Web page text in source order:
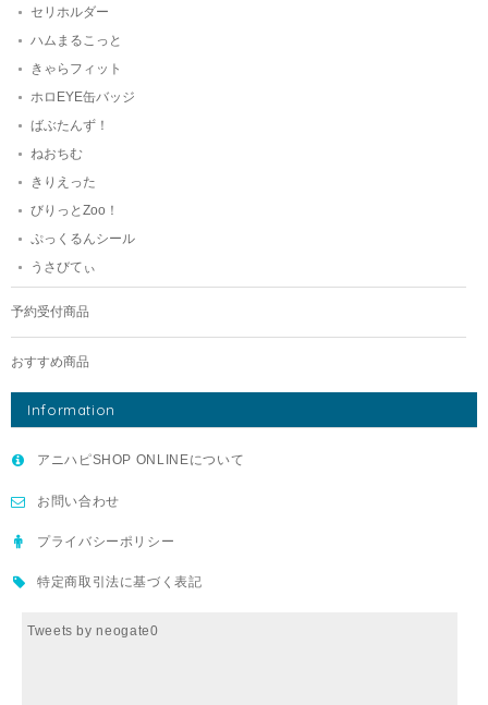
セリホルダー
ハムまるこっと
きゃらフィット
ホロEYE缶バッジ
ばぶたんず！
ねおちむ
きりえった
びりっとZoo！
ぷっくるんシール
うさびてぃ
予約受付商品
おすすめ商品
Information
アニハピSHOP ONLINEについて
お問い合わせ
プライバシーポリシー
特定商取引法に基づく表記
Tweets by neogate0